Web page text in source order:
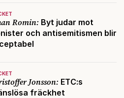
Romin: Byt judar mot
och antisemitismen blir
Jonsson: ETC:s
fräckhet